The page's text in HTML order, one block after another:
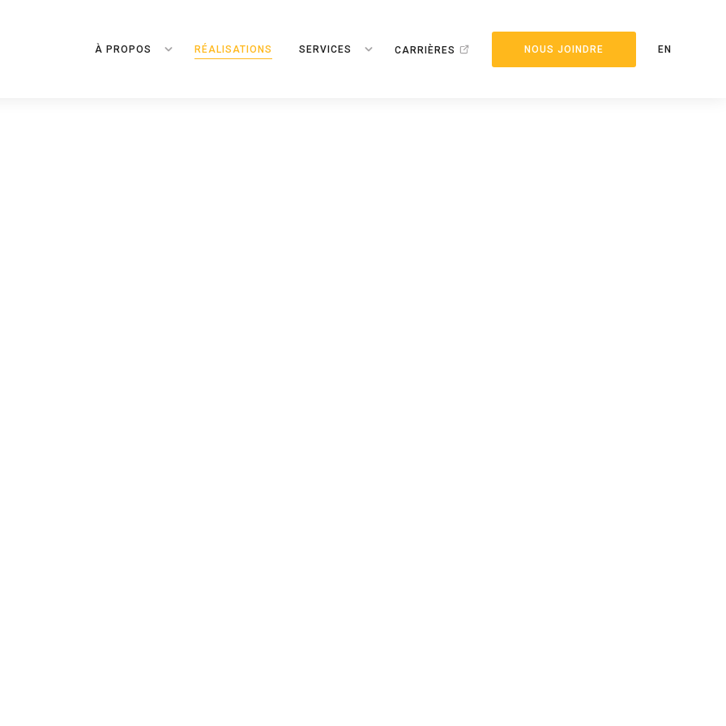
À PROPOS RÉALISATIONS SERVICES CARRIÈRES NOUS JOINDRE EN